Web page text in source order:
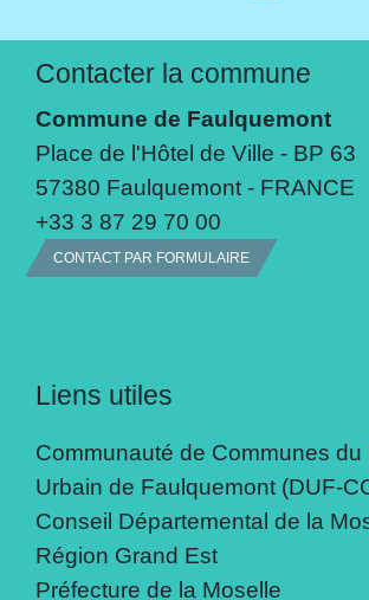
Contacter la commune
Commune de Faulquemont
Place de l'Hôtel de Ville - BP 63
57380 Faulquemont - FRANCE
+33 3 87 29 70 00
CONTACT PAR FORMULAIRE
Liens utiles
Communauté de Communes du
Urbain de Faulquemont (DUF-
Conseil Départemental de la
Région Grand Est
Préfecture de la Moselle